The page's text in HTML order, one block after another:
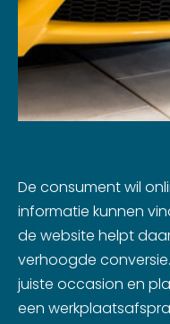
De consument wil
informatie kunnen
de website helpt
verhoogde
juiste occasion en
een